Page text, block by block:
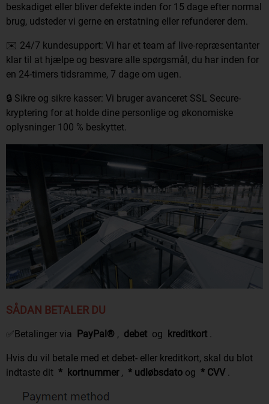
beskadiget eller bliver defekte inden for 15 dage efter normal
brug, udsteder vi gerne en erstatning eller refunderer dem.
✉️ 24/7 kundesupport: Vi har et team af live-repræsentanter
klar til at hjælpe og besvare alle spørgsmål, du har inden for
en 24-timers tidsramme, 7 dage om ugen.
🔒 Sikre og sikre kasser: Vi bruger avanceret SSL Secure-
kryptering for at holde dine personlige og økonomiske
oplysninger 100 % beskyttet.
SÅDAN BETALER DU
✅Betalinger via PayPal® , debet og kreditkort .
Hvis du vil betale med et debet- eller kreditkort, skal du blot
indtaste dit * kortnummer, * udløbsdato og * CVV .